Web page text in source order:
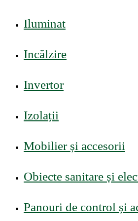
Iluminat
Incălzire
Invertor
Izolații
Mobilier și accesorii
Obiecte sanitare și
Panouri de control și